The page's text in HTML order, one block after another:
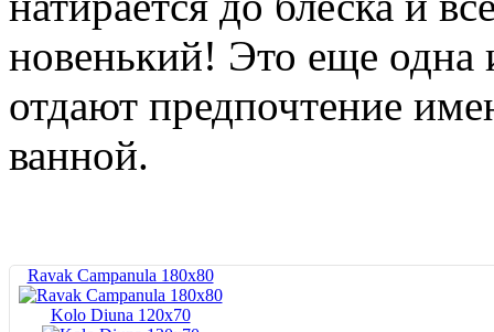
новенький! Это еще
отдают предпочтение
ванной.
Ravak Campanula 180x80
Kolo Diuna 120х70